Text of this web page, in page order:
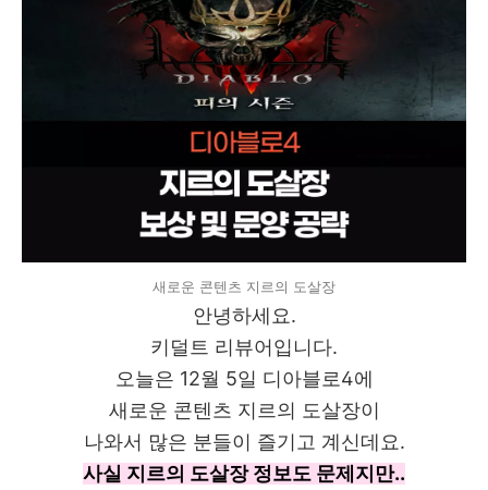
새로운 콘텐츠 지르의 도살장
안녕하세요.
키덜트 리뷰어입니다.
오늘은 12월 5일 디아블로4에
새로운 콘텐츠 지르의 도살장이
나와서 많은 분들이 즐기고 계신데요.
사실 지르의 도살장 정보도 문제지만..